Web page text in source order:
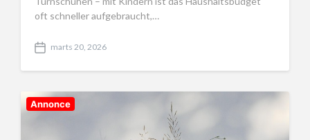
oft schneller aufgebraucht,…
P
d
marts 20, 2026
Annonce